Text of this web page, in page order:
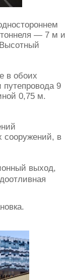
— 7 м и
в обоих
9
0,75 м.
сооружений, в
выход,